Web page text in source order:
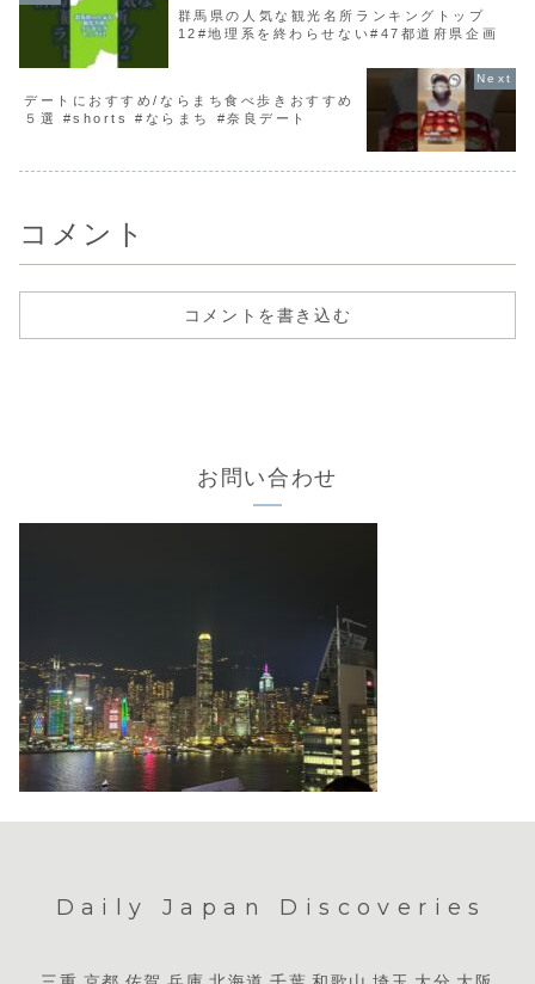
群馬県の人気な観光名所ランキングトップ
12#地理系を終わらせない#47都道府県企画
デートにおすすめ/ならまち食べ歩きおすすめ
５選 #shorts #ならまち #奈良デート
コメント
コメントを書き込む
お問い合わせ
Daily Japan Discoveries